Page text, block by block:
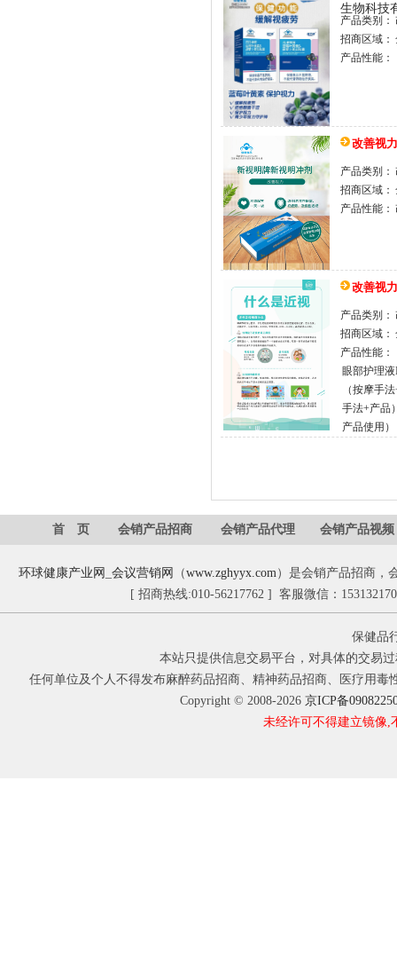
生物科技
产品类别：
招商区域：
产品性能：
改善视力
产品类别：
招商区域：
产品性能：
改善视力
产品类别：
招商区域：
产品性能：
眼部护理
（按摩手
手法+产品
产品使用）
首 页 会销产品招商 会销产品代理 会销产品视频
环球健康产业网 会议营销网 （www.zghyyx.com）是会销产品招商，
[ 招商热线:010-56217762 ] 客服微信：
保健品
本站只提供信息交易平台，对具体的交易
任何单位及个人不得发布麻醉药品招商、精神药品招商、医疗用
Copyright © 2008-2026 京ICP备
未经许可不得建立镜像,